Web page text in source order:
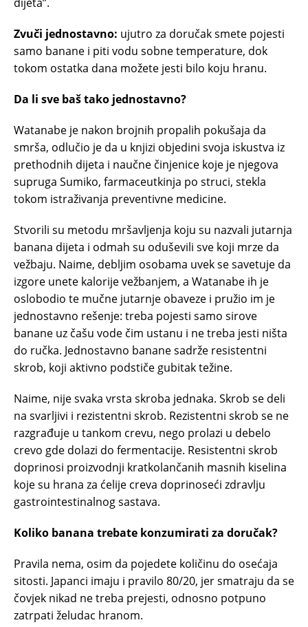
Zvuči jednostavno: ujutro za doručak smete pojesti
samo banane i piti vodu sobne temperature, dok
tokom ostatka dana možete jesti bilo koju hranu.
Da li sve baš tako jednostavno?
Watanabe je nakon brojnih propalih pokušaja da
smrša, odlučio je da u knjizi objedini svoja iskustva iz
prethodnih dijeta i naučne činjenice koje je njegova
supruga Sumiko, farmaceutkinja po struci, stekla
tokom istraživanja preventivne medicine.
Stvorili su metodu mršavljenja koju su nazvali jutarnja
banana dijeta i odmah su oduševili sve koji mrze da
vežbaju. Naime, debljim osobama uvek se savetuje da
izgore unete kalorije vežbanjem, a Watanabe ih je
oslobodio te mučne jutarnje obaveze i pružio im je
jednostavno rešenje: treba pojesti samo sirove
banane uz čašu vode čim ustanu i ne treba jesti ništa
do ručka. Jednostavno banane sadrže resistentni
skrob, koji aktivno podstiče gubitak težine.
Naime, nije svaka vrsta skroba jednaka. Skrob se deli
na svarljivi i rezistentni skrob. Rezistentni skrob se ne
razgrađuje u tankom crevu, nego prolazi u debelo
crevo gde dolazi do fermentacije. Resistentni skrob
doprinosi proizvodnji kratkolančanih masnih kiselina
koje su hrana za ćelije creva doprinoseći zdravlju
gastrointestinalnog sastava.
Koliko banana trebate konzumirati za doručak?
Pravila nema, osim da pojedete količinu do osećaja
sitosti. Japanci imaju i pravilo 80/20, jer smatraju da se
čovjek nikad ne treba prejesti, odnosno potpuno
zatrpati želudac hranom.